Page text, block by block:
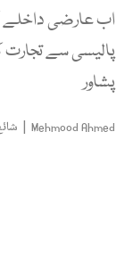
اب عارضی داخلے
پالیسی سے تجارت
پشاور
Mehmood Ahmed
|